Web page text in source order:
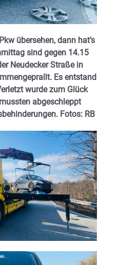
übersehen, dann hat’s
sind gegen 14.15
Neudecker Straße in
Es entstand
wurde zum Glück
abgeschleppt
Fotos: RB